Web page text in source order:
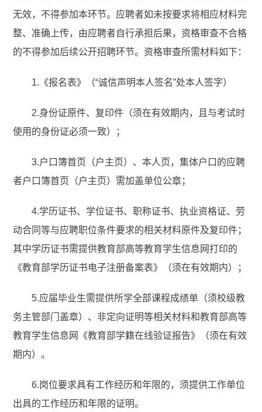
无效，不得参加本环节。应聘者如未按要求将相应材料完
整、准确上传，由应聘者自行承担后果，资格审查不合格
的不得参加后续公开招聘环节。资格审查所需材料如下：
1.《报名表》（“诚信声明本人签名”处本人签字）
2.身份证原件、复印件（须在有效期内，且与考试时
使用的身份证必须一致）；
3.户口簿首页（户主页）、本人页，集体户口的应聘
者户口簿首页（户主页）需加盖单位公章；
4.学历证书、学位证书、职称证书、执业资格证、劳
动合同等与应聘职位条件要求的相关材料原件及复印件；
其中学历证书需提供教育部高等教育学生信息网打印的
《教育部学历证书电子注册备案表》（须在有效期内）；
5.应届毕业生需提供所学全部课程成绩单（须校级教
务主管部门盖章）、非定向证明等相关材料和教育部高等
教育学生信息网《教育部学籍在线验证报告》（须在有效
期内）。
6.岗位要求具有工作经历和年限的，须提供工作单位
出具的工作经历和年限的证明。